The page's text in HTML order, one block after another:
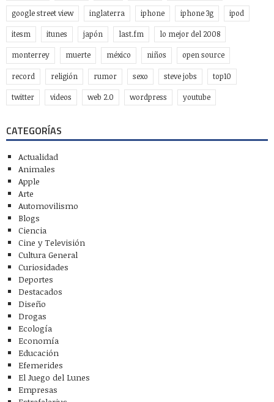
google street view inglaterra iphone iphone 3g ipod
itesm itunes japón last.fm lo mejor del 2008
monterrey muerte méxico niños open source
record religión rumor sexo steve jobs top10
twitter videos web 2.0 wordpress youtube
CATEGORÍAS
Actualidad
Animales
Apple
Arte
Automovilismo
Blogs
Ciencia
Cine y Televisión
Cultura General
Curiosidades
Deportes
Destacados
Diseño
Drogas
Ecología
Economía
Educación
Efemerides
El Juego del Lunes
Empresas